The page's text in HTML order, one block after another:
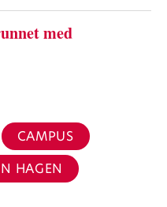
med
CAMPUS
HAGEN